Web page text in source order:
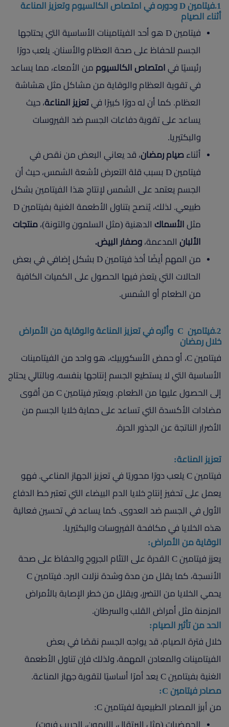
1.فيتامين D ودوره في امتصاص الكالسيوم وتعزيز المناعة
أثناء الصيام
فيتامين D هو أحد الفيتامينات الأساسية التي يحتاجها
الجسم للحفاظ على صحة العظام والأسنان. يلعب دورًا
رئيسيًا في امتصاص الكالسيوم من الأمعاء، مما يساعد
في تقوية العظام والوقاية من مشاكل مثل هشاشة
العظام. كما أن له دورًا كبيرًا في تعزيز المناعة، حيث
يساعد على تقوية دفاعات الجسم ضد الفيروسات
والبكتيريا.
أثناء صيام رمضان، قد يعاني البعض من نقص في
فيتامين D بسبب قلة التعرض لأشعة الشمس، حيث أن
الجسم يعتمد على الشمس لإنتاج هذا الفيتامين بشكل
طبيعي. لذلك، يُنصح بتناول الأطعمة الغنية بفيتامين D
مثل الأسماك الدهنية (مثل السلمون والتونة)، منتجات
الألبان المدعمة، وصفار البيض.
من المهم أيضًا أخذ فيتامين D بشكل إضافي في بعض
الحالات التي يتعذر فيها الحصول على الكميات الكافية
من الطعام أو الشمس.
2.فيتامين C وأثره في تعزيز المناعة والوقاية من الأمراض
خلال رمضان
فيتامين C، أو حمض الأسكوربيك، هو واحد من الفيتامينات
الأساسية التي لا يستطيع الجسم إنتاجها بنفسه، وبالتالي يحتاج
إلى الحصول عليها من الطعام. ويعتبر فيتامين C من أقوى
مضادات الأكسدة التي تساعد على حماية خلايا الجسم من
الأضرار الناتجة عن الجذور الحرة.
تعزيز المناعة:
فيتامين C يلعب دورًا محوريًا في تعزيز الجهاز المناعي. فهو
يعمل على تحفيز إنتاج خلايا الدم البيضاء التي تعتبر خط الدفاع
الأول في الجسم ضد العدوى. كما يساعد في تحسين فعالية
هذه الخلايا في مكافحة الفيروسات والبكتيريا.
الوقاية من الأمراض:
يعزز فيتامين C القدرة على التئام الجروح والحفاظ على صحة
الأنسجة، كما يقلل من مدة وشدة نزلات البرد. فيتامين C
يحمي الخلايا من التضرر، ويقلل من خطر الإصابة بالأمراض
المزمنة مثل أمراض القلب والسرطان.
الحد من تأثير الصيام:
خلال فترة الصيام، قد يواجه الجسم نقصًا في بعض
الفيتامينات والمعادن المهمة، ولذلك فإن تناول الأطعمة
الغنية بفيتامين C يعد أمرًا أساسيًا لتقوية جهاز المناعة.
مصادر فيتامين C:
من أبرز المصادر الطبيعية لفيتامين C:
الحمضيات (مثل البرتقال، الليمون، الجريب فروت)